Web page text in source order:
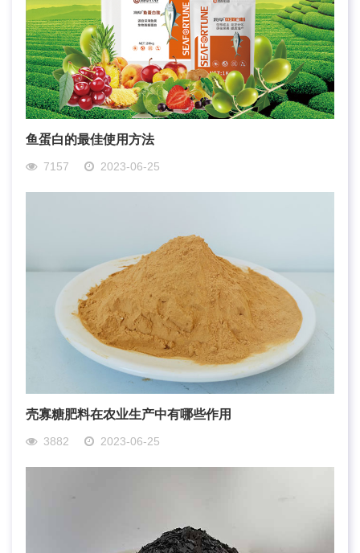
鱼蛋白的最佳使用方法
7157 2023-06-25
壳寡糖肥料在农业生产中有哪些作用
3882 2023-06-25